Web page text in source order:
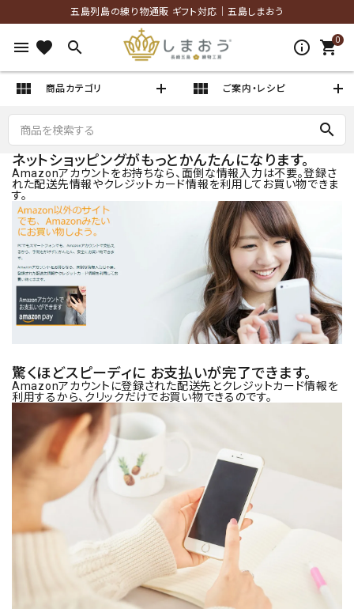
五島列島の練り物通販 ギフト対応｜五島しまおう
menu favorite search info_outlined 0
shopping_cart
view_module 商品カテゴリ view_module ご案内・レシピ
search
ネットショッピングがもっとかんたんになります。
Amazonアカウントをお持ちなら、面倒な情報入力は不要。登録さ
れた配送先情報やクレジットカード情報を利用してお買い物できま
す。
驚くほどスピーディに お支払いが完了できます。
Amazonアカウントに登録された配送先とクレジットカード情報を
利用するから、クリックだけでお買い物できるのです。